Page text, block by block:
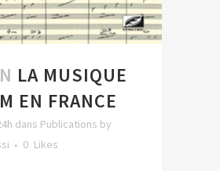
LA MUSIQUE
EN FRANCE
dans Publications by
0 Likes